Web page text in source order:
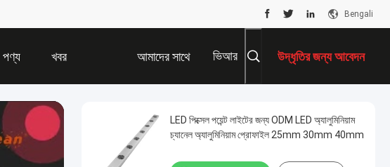
Bengali
পণ্য খবর আমাদের সাথে
যোগাযোগ করুন
ভিআর উদ্ধৃতির জন্য আবেদন
LED পিক্সেল পয়েন্ট লাইটের জন্য ODM LED অ্যালুমিনিয়াম
চ্যানেল অ্যালুমিনিয়াম প্রোফাইল 25mm 30mm 40mm